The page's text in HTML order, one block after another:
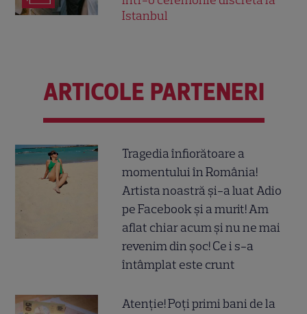
Istanbul
ARTICOLE PARTENERI
Tragedia înfiorătoare a
momentului în România!
Artista noastră și-a luat Adio
pe Facebook și a murit! Am
aflat chiar acum și nu ne mai
revenim din șoc! Ce i s-a
întâmplat este crunt
Atenție! Poți primi bani de la